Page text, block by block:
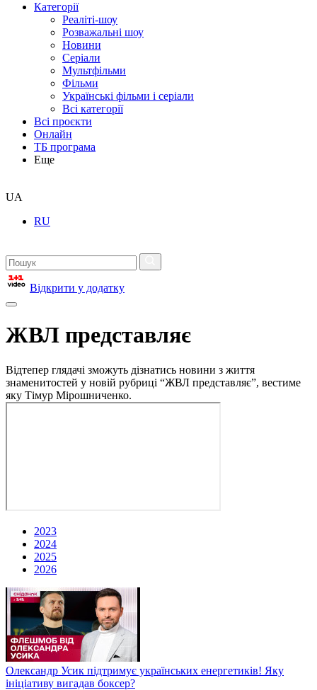
Категорії
Реаліті-шоу
Розважальні шоу
Новини
Серіали
Мультфільми
Фільми
Українські фільми і серіали
Всі категорії
Всі проєкти
Онлайн
ТБ програма
Еще
UA
RU
Відкрити у додатку
ЖВЛ представляє
Відтепер глядачі зможуть дізнатись новини з життя
знаменитостей у новій рубриці “ЖВЛ представляє”, вестиме
яку Тімур Мірошниченко.
2023
2024
2025
2026
Олександр Усик підтримує українських енергетиків! Яку
ініціативу вигадав боксер?